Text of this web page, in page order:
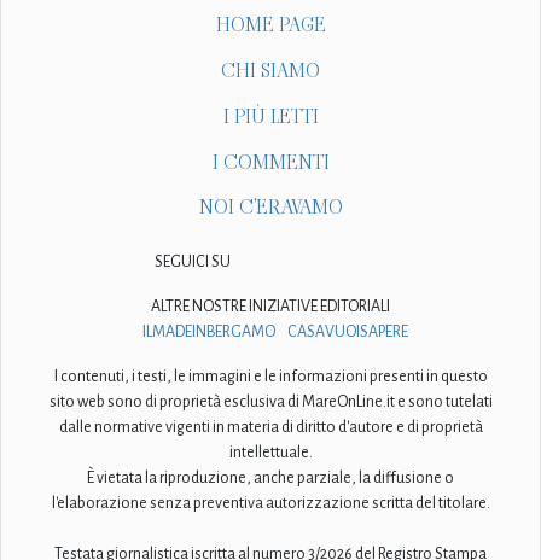
HOME PAGE
CHI SIAMO
I PIÙ LETTI
I COMMENTI
NOI C'ERAVAMO
SEGUICI SU
ALTRE NOSTRE INIZIATIVE EDITORIALI
ILMADEINBERGAMO
CASAVUOISAPERE
I contenuti, i testi, le immagini e le informazioni presenti in questo
sito web sono di proprietà esclusiva di MareOnLine.it e sono tutelati
dalle normative vigenti in materia di diritto d'autore e di proprietà
intellettuale.
È vietata la riproduzione, anche parziale, la diffusione o
l'elaborazione senza preventiva autorizzazione scritta del titolare.
Testata giornalistica iscritta al numero 3/2026 del Registro Stampa